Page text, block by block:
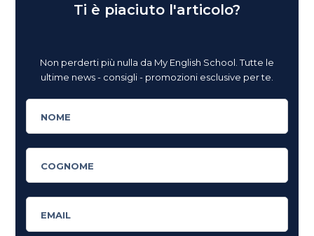
Ti è piaciuto l'articolo?
Non perderti più nulla da My English School. Tutte le
ultime news - consigli - promozioni esclusive per te.